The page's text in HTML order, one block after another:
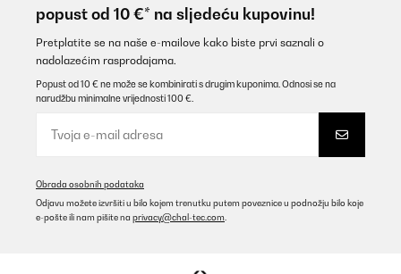
popust od 10 €* na sljedeću kupovinu!
Pretplatite se na naše e-mailove kako biste prvi saznali o
nadolazećim rasprodajama.
Popust od 10 € ne može se kombinirati s drugim kuponima. Odnosi se na
narudžbu minimalne vrijednosti 100 €.
Obrada osobnih podataka
Odjavu možete izvršiti u bilo kojem trenutku putem poveznice u podnožju bilo koje
e-pošte ili nam pišite na privacy@chal-tec.com.